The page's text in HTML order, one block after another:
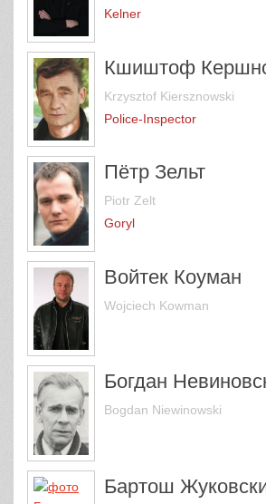
Kelner
Кшиштоф
Krzysztof Kiersznowski
Police-Inspector
Пётр Зельт
Piotr Zelt
Goryl
Войтек Коуман
Wojciech Kowman
Богдан
Bogdan Niewinowski
Бартош